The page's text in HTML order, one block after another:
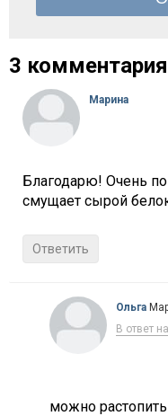
3 комментария
Марина
Благодарю! Очень
смущает сырой
Ответить
Ольга
В ответ на
можно